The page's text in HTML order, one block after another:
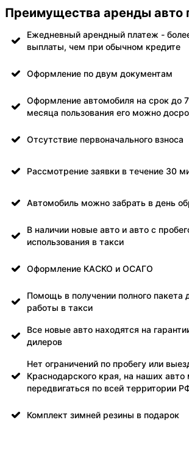
Преимущества аренды авто
Ежедневный арендный платеж -
выплаты, чем при обычном кредите
Оформление по двум документам
Оформление автомобиля на срок до
месяца пользования его можно
Отсутствие первоначального взноса
Рассмотрение заявки в течение 30
Автомобиль можно забрать в день
В наличии новые авто и авто с
использования в такси
Оформление КАСКО и ОСАГО
Помощь в получении полного пакета
работы в такси
Все новые авто находятся на
дилеров
Нет ограничений по пробегу или
Краснодарского края, на наших
передвигаться по всей территории
Комплект зимней резины в подарок